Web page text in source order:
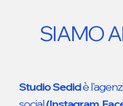
SIAMO
Studio Sediciè